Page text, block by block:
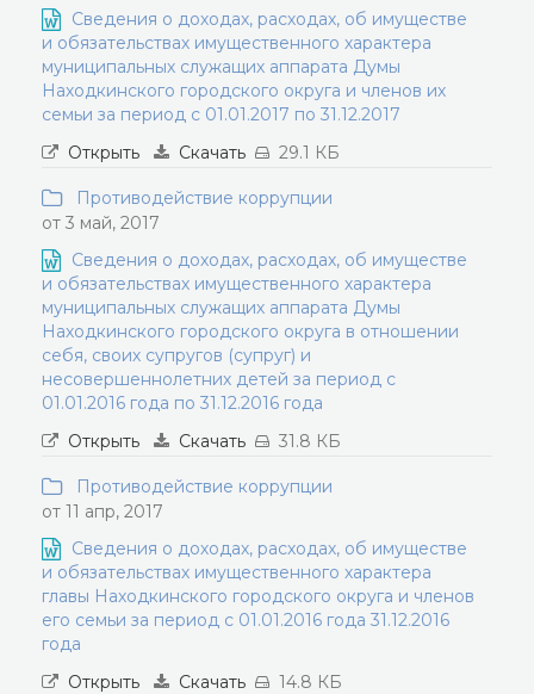
Сведения о доходах, расходах, об имуществе
и обязательствах имущественного характера
муниципальных служащих аппарата Думы
Находкинского городского округа и членов их
семьи за период с 01.01.2017 по 31.12.2017
Открыть
Скачать 29.1 КБ
Противодействие коррупции
от 3 май, 2017
Сведения о доходах, расходах, об имуществе
и обязательствах имущественного характера
муниципальных служащих аппарата Думы
Находкинского городского округа в отношении
себя, своих супругов (супруг) и
несовершеннолетних детей за период с
01.01.2016 года по 31.12.2016 года
Открыть
Скачать 31.8 КБ
Противодействие коррупции
от 11 апр, 2017
Сведения о доходах, расходах, об имуществе
и обязательствах имущественного характера
главы Находкинского городского округа и членов
его семьи за период с 01.01.2016 года 31.12.2016
года
Открыть
Скачать 14.8 КБ